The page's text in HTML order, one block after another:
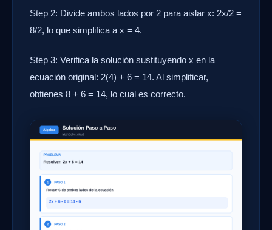
Step 2: Divide ambos lados por 2 para aislar x: 2x/2 =
8/2, lo que simplifica a x = 4.
Step 3: Verifica la solución sustituyendo x en la
ecuación original: 2(4) + 6 = 14. Al simplificar,
obtienes 8 + 6 = 14, lo cual es correcto.